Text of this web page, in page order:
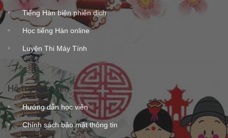
Tiếng Hàn biên phiên dịch
Học tiếng Hàn online
Luyện Thi Máy Tính
Hỗ trợ học viên
Hướng dẫn học viên
Chính sách bảo mật thông tin